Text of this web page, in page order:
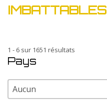
IMBATTABLES
1 - 6 sur 1651 résultats
Pays
Pays
Pays